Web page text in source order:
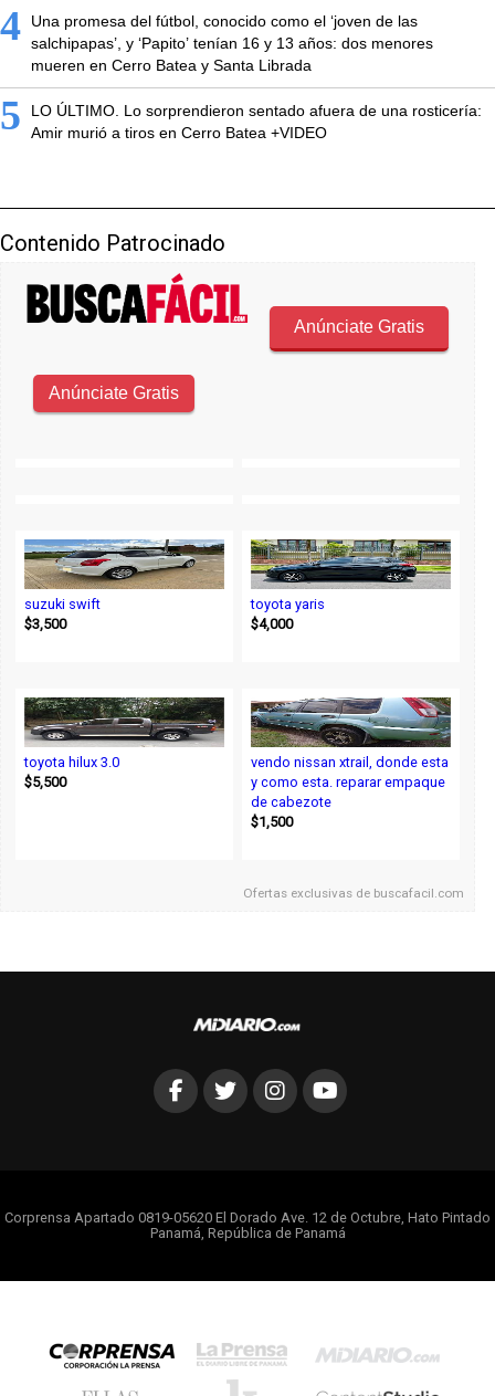
4
Una promesa del fútbol, conocido como el ‘joven de las
salchipapas’, y ‘Papito’ tenían 16 y 13 años: dos menores
mueren en Cerro Batea y Santa Librada
5
LO ÚLTIMO. Lo sorprendieron sentado afuera de una rosticería:
Amir murió a tiros en Cerro Batea +VIDEO
Contenido Patrocinado
suzuki swift
$3,500
toyota yaris
$4,000
toyota hilux 3.0
$5,500
vendo nissan xtrail, donde esta
y como esta. reparar empaque
de cabezote
$1,500
Ofertas exclusivas de buscafacil.com
Corprensa Apartado 0819-05620 El Dorado Ave. 12 de Octubre, Hato Pintado
Panamá, República de Panamá